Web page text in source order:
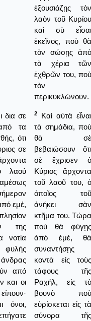
ἐξουσιάζῃς τὸν
λαὸν τοῦ Κυρίου
καὶ σὺ εἶσαι
ἐκεῖνος, ποὺ θὰ
τὸν σώσῃς ἀπὸ
τὰ χέρια τῶν
ἐχθρῶν του, ποὺ
τὸν
περικυκλώνουν.
δια σε
τα
ότι
σε
λαού
εμέ,
της
νοτία
άνδρας
από
και οι
όνοι,
2
Καὶ αὐτὰ εἶναι
τὰ σημάδια, ποὺ
θὰ σὲ
βεβαιώσουν ὅτι
σὲ ἔχρισεν ὁ
Κύριος ἄρχοντα
τοῦ λαοῦ του, ὁ
ὁποῖος τοῦ
ἀνήκει σὰν
κτῆμα του. Τώρα
ποὺ θὰ φύγῃς
ἀπὸ ἐμέ, θὰ
συναντήσῃς
κοντὰ εἰς τοὺς
τάφους τῆς
Ραχήλ, εἰς τὸ
βουνὸ ποὺ
εὑρίσκεται εἰς τὰ
σύνορα τῆς